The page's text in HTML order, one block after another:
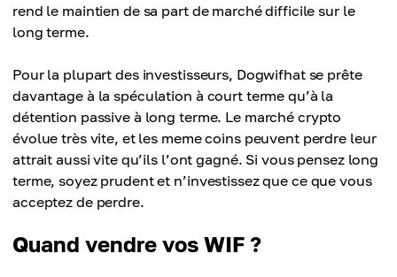
rend le maintien de sa part de marché difficile sur le
long terme.
Pour la plupart des investisseurs, Dogwifhat se prête
davantage à la spéculation à court terme qu’à la
détention passive à long terme. Le marché crypto
évolue très vite, et les meme coins peuvent perdre leur
attrait aussi vite qu’ils l’ont gagné. Si vous pensez long
terme, soyez prudent et n’investissez que ce que vous
acceptez de perdre.
Quand vendre vos WIF ?